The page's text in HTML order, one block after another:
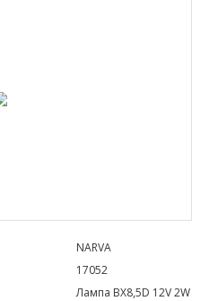
NARVA
17052
Лампа BX8,5D 12V 2W